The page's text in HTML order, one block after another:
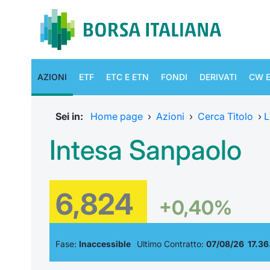
AZIONI ETF ETC E ETN FONDI DERIVATI CW
Sei in: Home page › Azioni › Cerca Titolo ›
Intesa Sanpaolo
6,824 +0,40%
Fase: Inaccessible Ultimo Contratto: 07/08/26